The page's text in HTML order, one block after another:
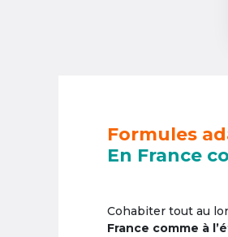
Formules
En France
Cohabiter tout au
France comme à